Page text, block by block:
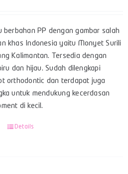
berbahan PP dengan gambar salah
khas Indonesia yaitu Monyet Surili
Kalimantan. Tersedia dengan
dan hijau. Sudah dilengkapi
orthodontic dan terdapat juga
untuk mendukung kecerdasan
di kecil.
Details